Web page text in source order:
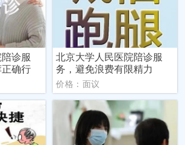
诊服
确行
北京大学人民医院陪诊服
务，避免浪费有限精力
价格：面议